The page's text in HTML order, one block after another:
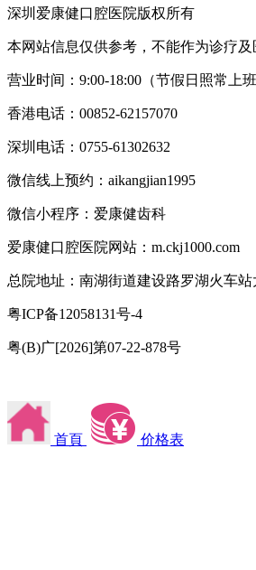
深圳爱康健口腔医院版权所有
本网站信息仅供参考，不能作为诊疗及
营业时间：9:00-18:00（节假日照常上班
香港电话：00852-62157070
深圳电话：0755-61302632
微信线上预约：aikangjian1995
微信小程序：爱康健齿科
爱康健口腔医院网站：m.ckj1000.com
总院地址：南湖街道建设路罗湖火车站
粤ICP备12058131号-4
粤(B)广[2026]第07-22-878号
首頁 价格表